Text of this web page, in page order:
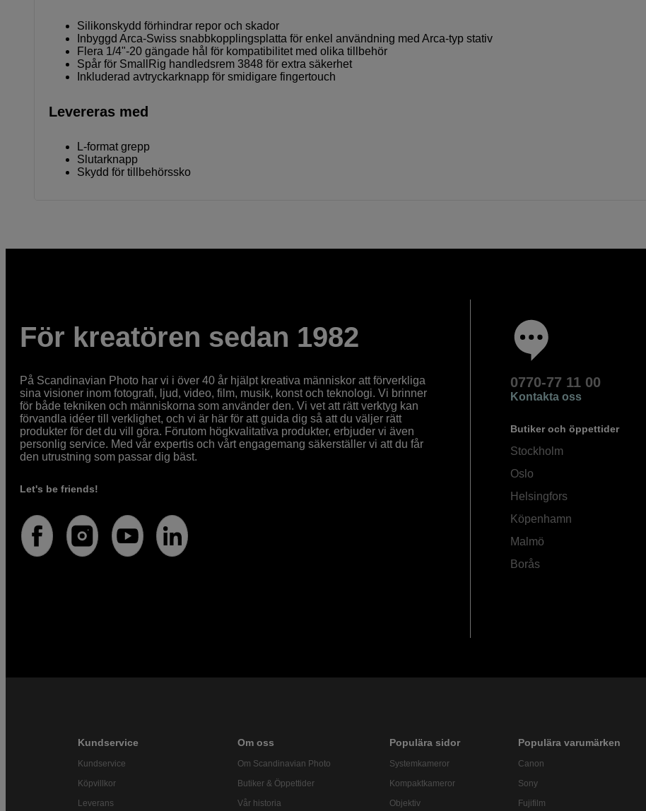
Silikonskydd förhindrar repor och skador
Inbyggd Arca-Swiss snabbkopplingsplatta för enkel användning med Arca-typ stativ
Flera 1/4"-20 gängade hål för kompatibilitet med olika tillbehör
Spår för SmallRig handledsrem 3848 för extra säkerhet
Inkluderad avtryckarknapp för smidigare fingertouch
Levereras med
L-format grepp
Slutarknapp
Skydd för tillbehörssko
För kreatören sedan 1982
På Scandinavian Photo har vi i över 40 år hjälpt kreativa människor att förverkliga
sina visioner inom fotografi, ljud, video, film, musik, konst och teknologi. Vi brinner
för både tekniken och människorna som använder den. Vi vet att rätt verktyg kan
förvandla idéer till verklighet, och vi är här för att guida dig så att du väljer rätt
produkter för det du vill göra. Förutom högkvalitativa produkter, erbjuder vi även
personlig service. Med vår expertis och vårt engagemang säkerställer vi att du får
den utrustning som passar dig bäst.
Let's be friends!
0770-77 11 00
Kontakta oss
Butiker och öppettider
Stockholm
Oslo
Helsingfors
Köpenhamn
Malmö
Borås
Kundservice
Kundservice
Köpvillkor
Leverans
Om oss
Om Scandinavian Photo
Butiker & Öppettider
Vår historia
Populära sidor
Systemkameror
Kompaktkameror
Objektiv
Populära varumärken
Canon
Sony
Fujifilm